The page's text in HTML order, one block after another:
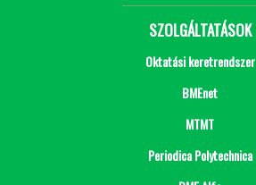
SZOLGÁLTATÁSOK
Oktatási keretrendszer
BMEnet
MTMT
Periodica Polytechnica